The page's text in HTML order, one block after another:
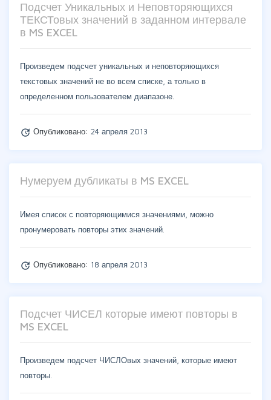
Подсчет Уникальных и Неповторяющихся
ТЕКСТовых значений в заданном интервале
в MS EXCEL
Произведем подсчет уникальных и неповторяющихся
текстовых значений не во всем списке, а только в
определенном пользователем диапазоне.
update Опубликовано: 24 апреля 2013
Нумеруем дубликаты в MS EXCEL
Имея список с повторяющимися значениями, можно
пронумеровать повторы этих значений.
update Опубликовано: 18 апреля 2013
Подсчет ЧИСЕЛ которые имеют повторы в
MS EXCEL
Произведем подсчет ЧИСЛОвых значений, которые имеют
повторы.